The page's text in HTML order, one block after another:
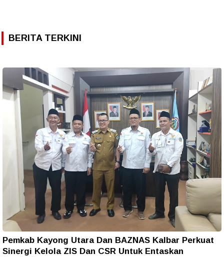
BERITA TERKINI
Pemkab Kayong Utara Dan BAZNAS Kalbar Perkuat
Sinergi Kelola ZIS Dan CSR Untuk Entaskan